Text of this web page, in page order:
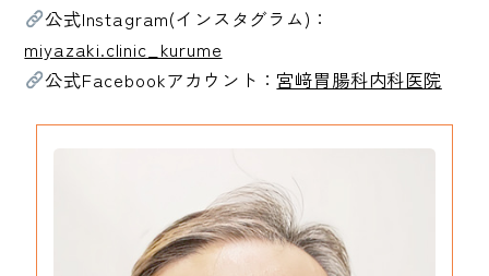
公式Instagram(インスタグラム)：
miyazaki.clinic_kurume
公式Facebookアカウント： 宮﨑胃腸科内科医院